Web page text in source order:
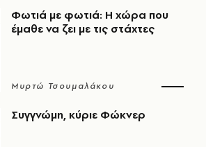
Φωτιά με φωτιά: Η χώρα που
έμαθε να ζει με τις στάχτες
Μυρτώ Τσουμαλάκου
Συγγνώμη, κύριε Φώκνερ